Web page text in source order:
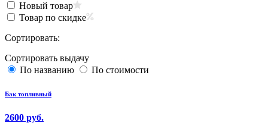
Новый товар
Товар по скидке
Сортировать:
Сортировать выдачу
По названию
По стоимости
Бак топливный
2600 руб.